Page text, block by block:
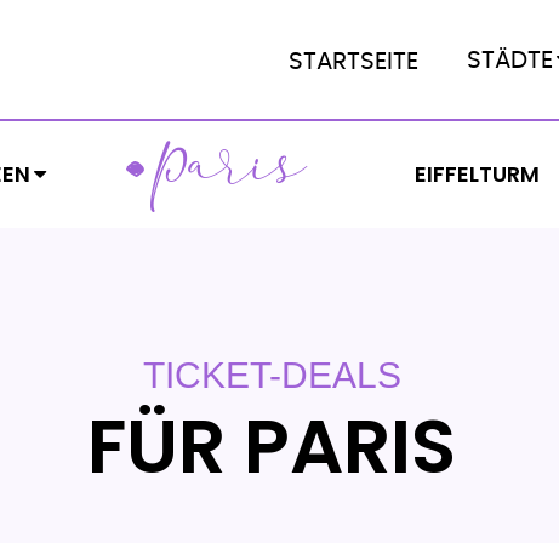
STARTSEITE STÄDTE
PARIS EIFFELTURM
TICKET-DEALS
FÜR PARIS